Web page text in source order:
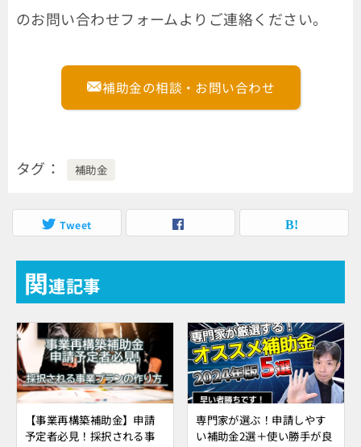
のお問い合わせフォームよりご連絡ください。
補助金の相談・お問い合わせ
タグ 補助金
Tweet
関連記事
【事業再構築補助金】申請
予定者必見！採択される事
専門家が選ぶ！申請しやす
い補助金2選＋使い勝手が良